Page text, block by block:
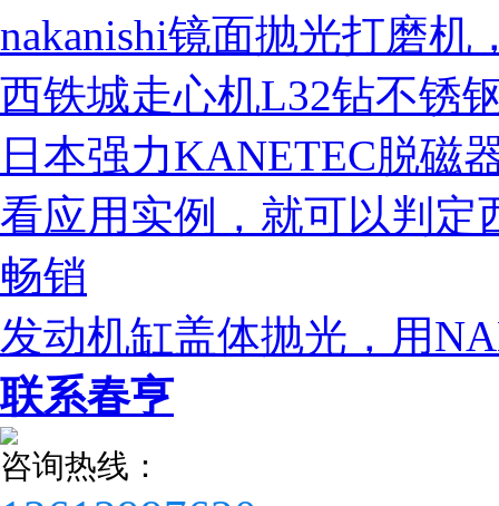
税务登记证
nakanishi镜面抛光打磨机
西铁城走心机L32钻不锈
日本强力KANETEC脱磁
看应用实例，就可以判定
畅销
发动机缸盖体抛光，用
联系春亨
咨询热线：